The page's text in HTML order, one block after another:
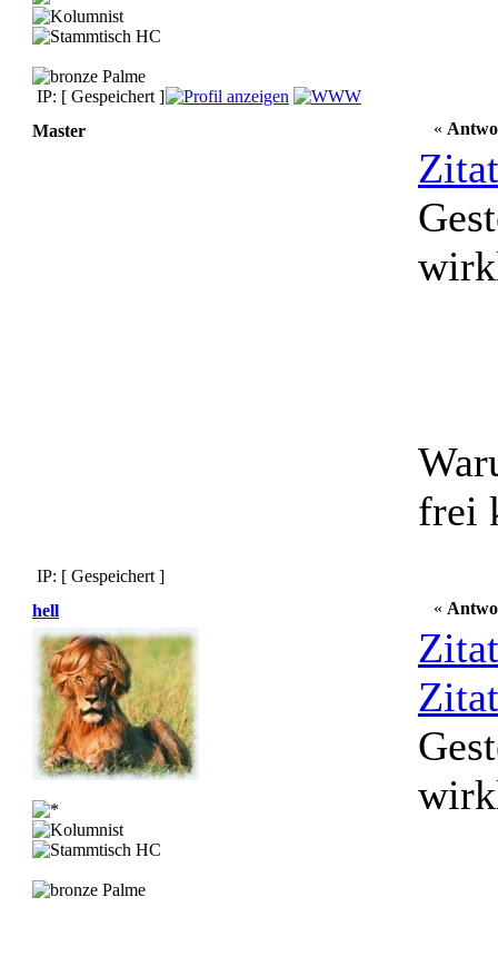
IP: [ Gespeichert ]
Master
«
frei
IP: [ Gespeichert ]
hell
«